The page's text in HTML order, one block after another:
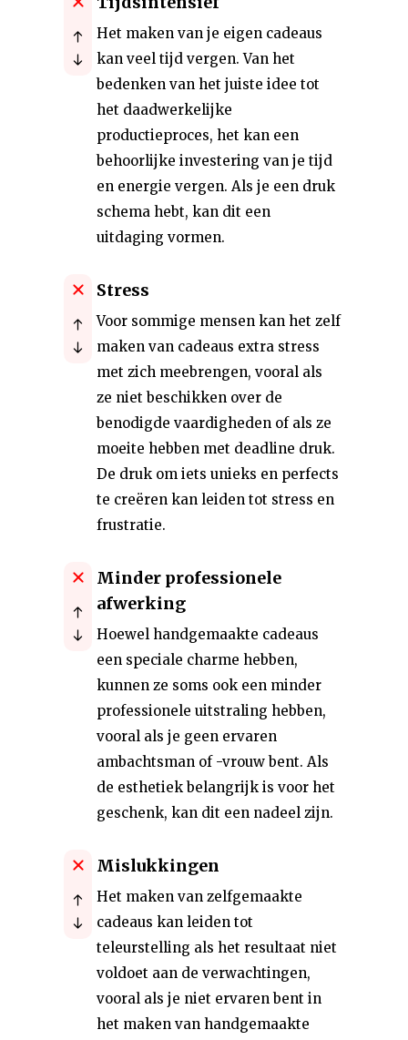
Het maken van je eigen cadeaus
kan veel tijd vergen. Van het
bedenken van het juiste idee tot
het daadwerkelijke
productieproces, het kan een
behoorlijke investering van je tijd
en energie vergen. Als je een druk
schema hebt, kan dit een
uitdaging vormen.
Stress
Voor sommige mensen kan het zelf
maken van cadeaus extra stress
met zich meebrengen, vooral als
ze niet beschikken over de
benodigde vaardigheden of als ze
moeite hebben met deadline druk.
De druk om iets unieks en perfects
te creëren kan leiden tot stress en
frustratie.
Minder professionele
afwerking
Hoewel handgemaakte cadeaus
een speciale charme hebben,
kunnen ze soms ook een minder
professionele uitstraling hebben,
vooral als je geen ervaren
ambachtsman of -vrouw bent. Als
de esthetiek belangrijk is voor het
geschenk, kan dit een nadeel zijn.
Mislukkingen
Het maken van zelfgemaakte
cadeaus kan leiden tot
teleurstelling als het resultaat niet
voldoet aan de verwachtingen,
vooral als je niet ervaren bent in
het maken van handgemaakte